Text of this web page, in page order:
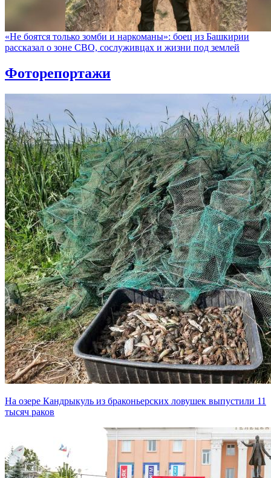
«Не боятся только зомби и наркоманы»: боец из Башкирии
рассказал о зоне СВО, сослуживцах и жизни под землей
Фоторепортажи
На озере Кандрыкуль из браконьерских ловушек выпустили 11
тысяч раков